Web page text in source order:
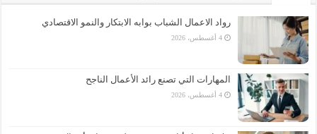
رواد الاعمال الشباب بوابه الابتكار والنمو الاقتصادي
4 أغسطس، 2026
المهارات التي تصنع رائد الأعمال الناجح
4 أغسطس، 2026